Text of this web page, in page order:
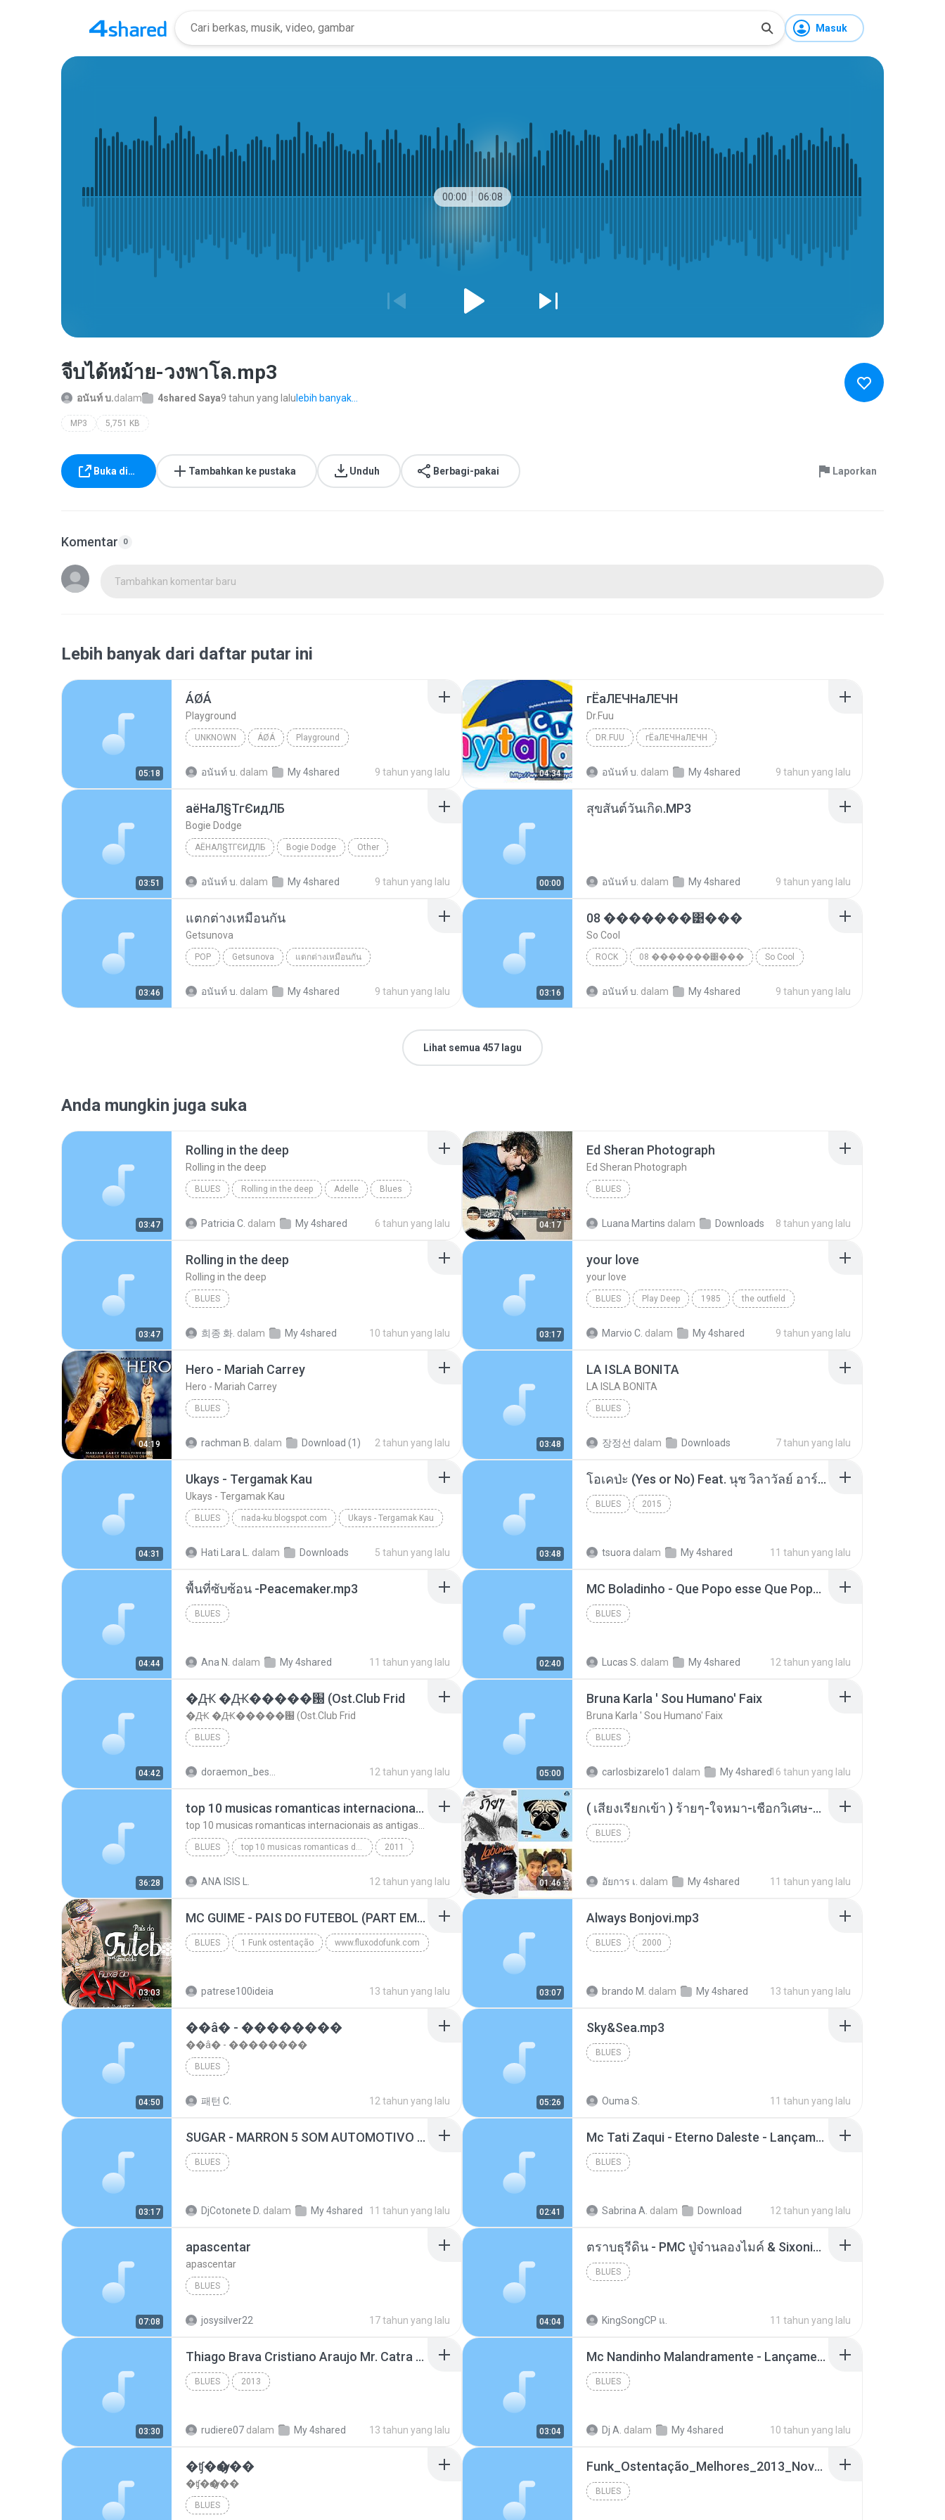
Masuk
00:00 06:08
จีบได้หม้าย-วงพาโล.mp3
อนันท์ บ.dalam 4shared Saya9 tahun yang lalu lebih banyak...
MP3 5,751 KB
Buka di… Tambahkan ke pustaka Unduh Berbagi-pakai Laporkan
Komentar 0
Tambahkan komentar baru
Lebih banyak dari daftar putar ini
05:18
ÁØÁ
Playground
UNKNOWN ÁØÁ Playground
อนันท์ บ. dalam My 4shared 9 tahun yang lalu 04:34
гЁаЛЕЧНаЛЕЧН
Dr.Fuu
DR.FUU гЁаЛЕЧНаЛЕЧН
อนันท์ บ. dalam My 4shared 9 tahun yang lalu
03:51
аёНаЛ§ТгЄидЛБ
Bogie Dodge
АЁНАЛ§ТГЄИДЛБ Bogie Dodge Other
อนันท์ บ. dalam My 4shared 9 tahun yang lalu 00:00
สุขสันต์วันเกิด.MP3
อนันท์ บ. dalam My 4shared 9 tahun yang lalu
03:46
แตกต่างเหมือนกัน
Getsunova
POP Getsunova แตกต่างเหมือนกัน
อนันท์ บ. dalam My 4shared 9 tahun yang lalu 03:16
08 �������͹���
So Cool
ROCK 08 �������͹��� So Cool
อนันท์ บ. dalam My 4shared 9 tahun yang lalu
Lihat semua 457 lagu
Anda mungkin juga suka
03:47
Rolling in the deep
Rolling in the deep
BLUES Rolling in the deep Adelle Blues
Patricia C. dalam My 4shared 6 tahun yang lalu 04:17
Ed Sheran Photograph
Ed Sheran Photograph
BLUES
Luana Martins dalam Downloads 8 tahun yang lalu
03:47
Rolling in the deep
Rolling in the deep
BLUES
희종 화. dalam My 4shared 10 tahun yang lalu 03:17
your love
your love
BLUES Play Deep 1985 the outfield
Marvio C. dalam My 4shared 9 tahun yang lalu
04:19
Hero - Mariah Carrey
Hero - Mariah Carrey
BLUES
rachman B. dalam Download (1) 2 tahun yang lalu 03:48
LA ISLA BONITA
LA ISLA BONITA
BLUES
장정선 dalam Downloads 7 tahun yang lalu
04:31
Ukays - Tergamak Kau
Ukays - Tergamak Kau
BLUES nada-ku.blogspot.com Ukays - Tergamak Kau
Hati Lara L. dalam Downloads 5 tahun yang lalu 03:48
โอเคป่ะ (Yes or No) Feat. นุช วิลาวัลย์ อาร์สยาม - Flame.mp3
BLUES 2015
tsuora dalam My 4shared 11 tahun yang lalu
04:44
พื้นที่ซับซ้อน -Peacemaker.mp3
BLUES
Ana N. dalam My 4shared 11 tahun yang lalu 02:40
MC Boladinho - Que Popo esse Que Popo Gigante (DjWn) (áudio Oficial).mp3
BLUES
Lucas S. dalam My 4shared 12 tahun yang lalu
04:42
�Ԫ �Ԫ�����԰ (Ost.Club Frid
�Ԫ �Ԫ�����԰ (Ost.Club Frid
BLUES
12 tahun yang lalu 05:00
Bruna Karla ' Sou Humano' Faix
Bruna Karla ' Sou Humano' Faix
BLUES
carlosbizarelo1 dalam My 4shared16 tahun yang lalu
36:28
top 10 musicas romanticas internacionais as antigas que faz seu coraçao bater mais forte remix
BLUES top 10 musicas romanticas dj valmir santos pitanga pr 2011
ANA ISIS L. 12 tahun yang lalu 01:46
( เสียงเรียกเข้า ) ร้ายๆ-ใจหมา-เชือกวิเศษ-ว้าเหว่.mp3
BLUES
อัยการ เ. dalam My 4shared 11 tahun yang lalu
03:03
MC GUIME - PAIS DO FUTEBOL (PART EMICIDA) 2014.mp3
BLUES 1 Funk ostentação www.fluxodofunk.com
patrese100ideia 13 tahun yang lalu 03:07
Always Bonjovi.mp3
BLUES 2000
brando M. dalam My 4shared 13 tahun yang lalu
04:50
��â� - ��������
��â� - ��������
BLUES
패턴 C. 12 tahun yang lalu 05:26
Sky&Sea.mp3
BLUES
Ouma S. 11 tahun yang lalu
03:17
SUGAR - MARRON 5 SOM AUTOMOTIVO (DJ COTONETE BHZ).mp3
BLUES
DjCotonete D. dalam My 4shared 11 tahun yang lalu 02:41
Mc Tati Zaqui - Eterno Daleste - Lançamento 2014.mp3
BLUES
Sabrina A. dalam Download 12 tahun yang lalu
07:08
apascentar
apascentar
BLUES
josysilver22 17 tahun yang lalu 04:04
ตราบธุรีดิน - PMC ปู่จ๋านลองไมค์ & Sixonine ( Cover Version ).mp3
BLUES
KingSongCP แ. 11 tahun yang lalu
03:30
Thiago Brava Cristiano Araujo Mr. Catra - Ta Soltinha.mp3
BLUES 2013
rudiere07 dalam My 4shared 13 tahun yang lalu 03:04
Mc Nandinho Malandramente - Lançamento 2016.mp3
BLUES
Dj A. dalam My 4shared 10 tahun yang lalu
�ʧ�ѹ���
�ʧ�ѹ���
BLUES
Funk_Ostentação_Melhores_2013_Novas MC GUIME, MC LON, MC RODOLFINHO, MC NEGUINHO DO KAXETA, MC Leo Da Baixada, MC Boy Do CHarmes.mp3
BLUES